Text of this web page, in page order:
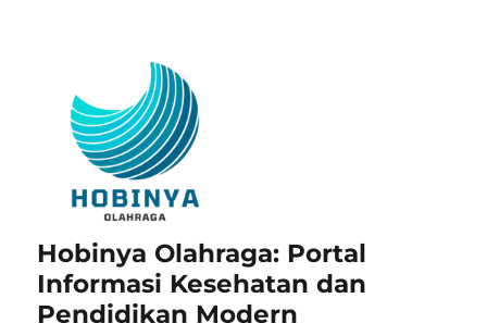
Hobinya Olahraga: Portal
Informasi Kesehatan dan
Pendidikan Modern